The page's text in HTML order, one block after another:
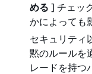
める ] チェッ
かによっても
セキュリティ
黙のルールを
レードを持つ